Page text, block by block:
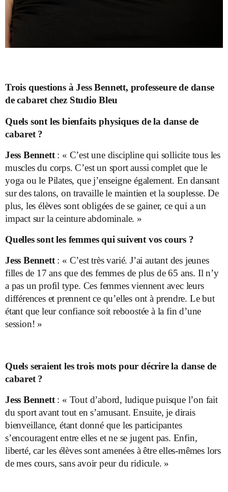
Trois questions à Jess Bennett, professeure de danse
de cabaret chez Studio Bleu
Quels sont les bienfaits physiques de la danse de
cabaret ?
Jess Bennett: « C’est une discipline qui sollicite tous les
muscles du corps. C’est un sport aussi complet que le
yoga ou le Pilates, que j’enseigne également. En dansant
sur des talons, on travaille le maintien et la souplesse. De
plus, les élèves sont obligées de se gainer, ce qui a un
impact sur la ceinture abdominale. »
Quelles sont les femmes qui suivent vos cours ?
Jess Bennett: « C’est très varié. J’ai autant des jeunes
filles de 17 ans que des femmes de plus de 65 ans. Il n’y
a pas un profil type. Ces femmes viennent avec leurs
différences et prennent ce qu’elles ont à prendre. Le but
étant que leur confiance soit reboostée à la fin d’une
session! »
Quels seraient les trois mots pour décrire la danse de
cabaret ?
Jess Bennett: « Tout d’abord, ludique puisque l’on fait
du sport avant tout en s’amusant. Ensuite, je dirais
bienveillance, étant donné que les participantes
s’encouragent entre elles et ne se jugent pas. Enfin,
liberté, car les élèves sont amenées à être elles-mêmes lors
de mes cours, sans avoir peur du ridicule. »